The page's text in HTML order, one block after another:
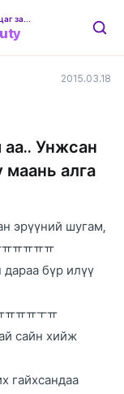
2015.03.18
аа.. Унжсан
маань алга
эрүүний шугам,
ㅠㅠㅠㅠ
бүр илүү
ㅠㅠㅜㅠ
сайн хийж
гайхсандаа